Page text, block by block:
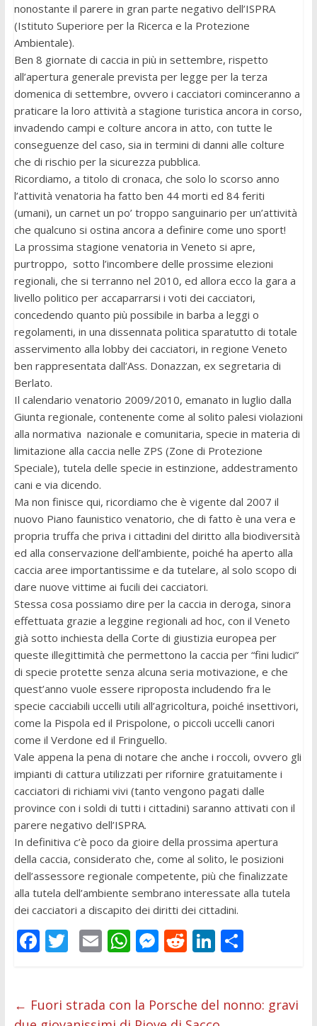
nonostante il parere in gran parte negativo dell’ISPRA
(Istituto Superiore per la Ricerca e la Protezione
Ambientale).
Ben 8 giornate di caccia in più in settembre, rispetto
all’apertura generale prevista per legge per la terza
domenica di settembre, ovvero i cacciatori cominceranno a
praticare la loro attività a stagione turistica ancora in corso,
invadendo campi e colture ancora in atto, con tutte le
conseguenze del caso, sia in termini di danni alle colture
che di rischio per la sicurezza pubblica.
Ricordiamo, a titolo di cronaca, che solo lo scorso anno
l’attività venatoria ha fatto ben 44 morti ed 84 feriti
(umani), un carnet un po’ troppo sanguinario per un’attività
che qualcuno si ostina ancora a definire come uno sport!
La prossima stagione venatoria in Veneto si apre,
purtroppo, sotto l’incombere delle prossime elezioni
regionali, che si terranno nel 2010, ed allora ecco la gara a
livello politico per accaparrarsi i voti dei cacciatori,
concedendo quanto più possibile in barba a leggi o
regolamenti, in una dissennata politica sparatutto di totale
asservimento alla lobby dei cacciatori, in regione Veneto
ben rappresentata dall’Ass. Donazzan, ex segretaria di
Berlato.
Il calendario venatorio 2009/2010, emanato in luglio dalla
Giunta regionale, contenente come al solito palesi violazioni
alla normativa nazionale e comunitaria, specie in materia di
limitazione alla caccia nelle ZPS (Zone di Protezione
Speciale), tutela delle specie in estinzione, addestramento
cani e via dicendo.
Ma non finisce qui, ricordiamo che è vigente dal 2007 il
nuovo Piano faunistico venatorio, che di fatto è una vera e
propria truffa che priva i cittadini del diritto alla biodiversità
ed alla conservazione dell’ambiente, poiché ha aperto alla
caccia aree importantissime e da tutelare, al solo scopo di
dare nuove vittime ai fucili dei cacciatori.
Stessa cosa possiamo dire per la caccia in deroga, sinora
effettuata grazie a leggine regionali ad hoc, con il Veneto
già sotto inchiesta della Corte di giustizia europea per
queste illegittimità che permettono la caccia per “fini ludici”
di specie protette senza alcuna seria motivazione, e che
quest’anno vuole essere riproposta includendo fra le
specie cacciabili uccelli utili all’agricoltura, poiché insettivori,
come la Pispola ed il Prispolone, o piccoli uccelli canori
come il Verdone ed il Fringuello.
Vale appena la pena di notare che anche i roccoli, ovvero gli
impianti di cattura utilizzati per rifornire gratuitamente i
cacciatori di richiami vivi (tanto vengono pagati dalle
province con i soldi di tutti i cittadini) saranno attivati con il
parere negativo dell’ISPRA.
In definitiva c’è poco da gioire della prossima apertura
della caccia, considerato che, come al solito, le posizioni
dell’assessore regionale competente, più che finalizzate
alla tutela dell’ambiente sembrano interessate alla tutela
dei cacciatori a discapito dei diritti dei cittadini.
F
b
T
er
E
l
W
s
M
e
R
di
Li
e
C
di
← Fuori strada con la Porsche del nonno: gravi